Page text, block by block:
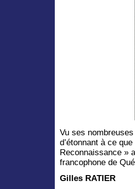
Vu ses
d’étonnant à ce
Reconnaissance »
francophone de
Gilles RATIER